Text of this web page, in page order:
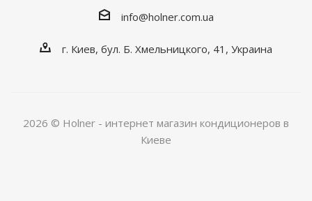
info@holner.com.ua
г. Киев, бул. Б. Хмельницкого, 41, Украина
2026 © Holner - интернет магазин кондиционеров в
Киеве